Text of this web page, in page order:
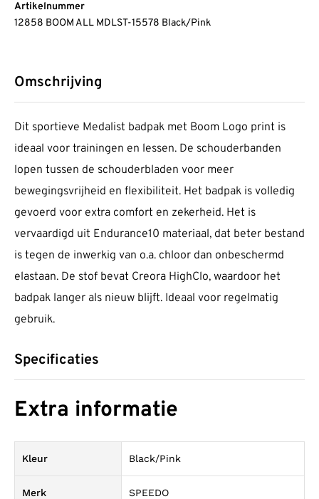
Artikelnummer
12858 BOOM ALL MDLST-15578 Black/Pink
Omschrijving
Dit sportieve Medalist badpak met Boom Logo print is
ideaal voor trainingen en lessen. De schouderbanden
lopen tussen de schouderbladen voor meer
bewegingsvrijheid en flexibiliteit. Het badpak is volledig
gevoerd voor extra comfort en zekerheid. Het is
vervaardigd uit Endurance10 materiaal, dat beter bestand
is tegen de inwerkig van o.a. chloor dan onbeschermd
elastaan. De stof bevat Creora HighClo, waardoor het
badpak langer als nieuw blijft. Ideaal voor regelmatig
gebruik.
Specificaties
Extra informatie
Kleur Black/Pink
Merk SPEEDO